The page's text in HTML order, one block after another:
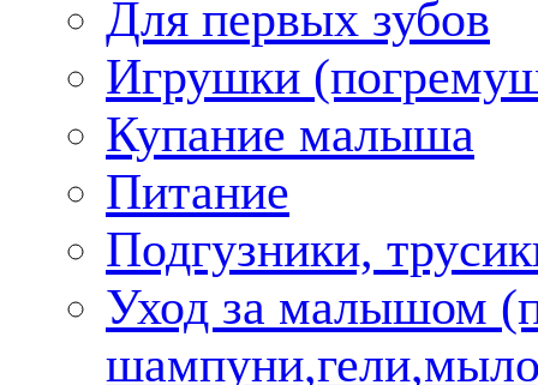
Для первых зубов
Игрушки
Купание малыша
Питание
Подгузники,
Уход за малышом